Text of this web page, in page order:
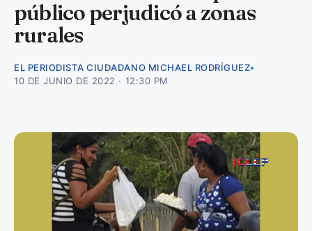
público perjudicó a zonas
rurales
EL PERIODISTA CIUDADANO MICHAEL RODRÍGUEZ
10 DE JUNIO DE 2022 · 12:30 PM